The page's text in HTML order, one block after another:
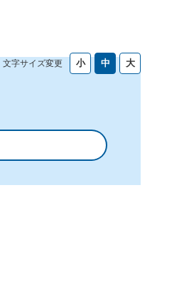
文字サイズ変更